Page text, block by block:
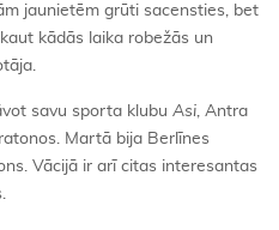
jaunietēm grūti sacensties, bet
kādās laika robežās un
savu sporta klubu Asi, Antra
Martā bija Berlīnes
Vācijā ir arī citas interesantas